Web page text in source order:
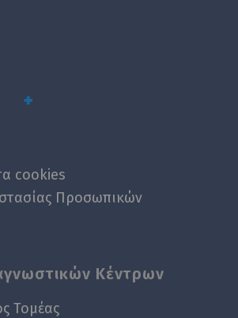
cookies
Προσωπικών
Κέντρων
Τομέας